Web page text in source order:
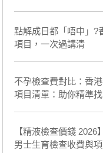
點解成日都「唔中」?
項目，一次過講清
不孕檢查費對比：香
項目清單：助你精準找
【精液檢查價錢 2026
男士生育檢查收費與